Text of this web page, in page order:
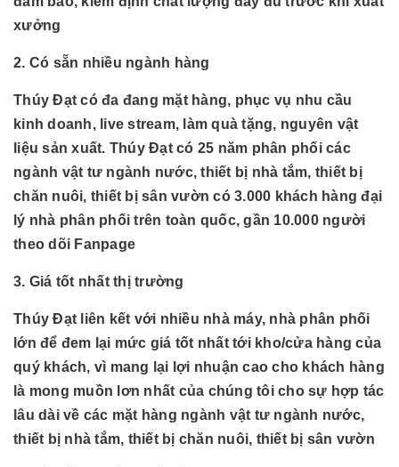
xưởng
2. Có sẵn nhiều ngành hàng
Thúy Đạt có đa đang mặt hàng, phục vụ nhu cầu
kinh doanh, live stream, làm quà tặng, nguyên vật
liệu sản xuất. Thúy Đạt có 25 năm phân phối các
ngành vật tư ngành nước, thiết bị nhà tắm, thiết bị
chăn nuôi, thiết bị sân vườn có 3.000 khách hàng đại
lý nhà phân phối trên toàn quốc, gần 10.000 người
theo dõi Fanpage
3. Giá tốt nhất thị trường
Thúy Đạt liên kết với nhiều nhà máy, nhà phân phối
lớn để đem lại mức giá tốt nhất tới kho/cửa hàng của
quý khách, vì mang lại lợi nhuận cao cho khách hàng
là mong muồn lơn nhất của chúng tôi cho sự hợp tác
lâu dài về các mặt hàng ngành vật tư ngành nước,
thiết bị nhà tắm, thiết bị chăn nuôi, thiết bị sân vườn